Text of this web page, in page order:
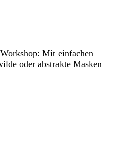
Mit einfachen
oder abstrakte Masken